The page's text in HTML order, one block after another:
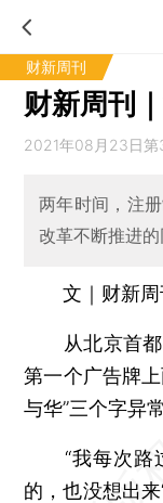
财新周刊
财新周刊
2021年08月23日第
两年时间，注
改革不断推进
文｜财新
从北京首都
第一个广告牌
与华”三个字异
“我每次路过
的，也没想出来